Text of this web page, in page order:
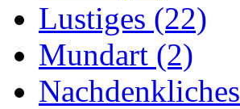
Lustiges (22)
Mundart (2)
Nachdenkliches